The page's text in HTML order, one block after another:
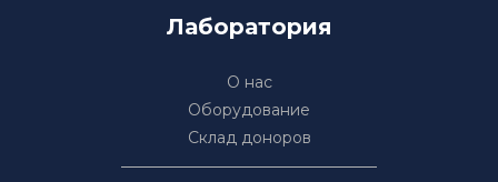
Лаборатория
О нас
Оборудование
Склад доноров